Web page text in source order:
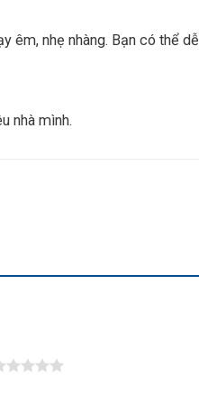
nhẹ nhàng. Bạn có thể
nhà mình.